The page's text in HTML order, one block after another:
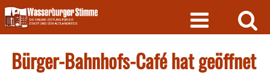
Skip
to
content
Bürger-Bahnhofs-Café hat geöffnet